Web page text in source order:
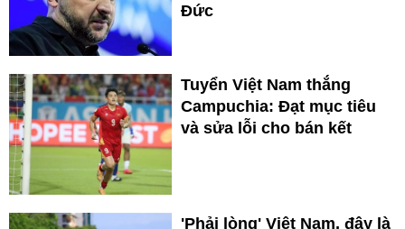
Đức
Tuyển Việt Nam thắng
Campuchia: Đạt mục tiêu
và sửa lỗi cho bán kết
'Phải lòng' Việt Nam, đây là